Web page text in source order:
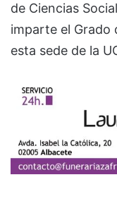
de Ciencias
imparte el Grado
esta sede de la